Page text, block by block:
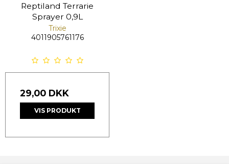
Reptiland Terrarie
Sprayer 0,9L
Trixie
4011905761176
29,00 DKK
VIS PRODUKT